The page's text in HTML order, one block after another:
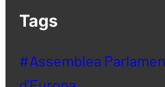
Tags
#Assemblea